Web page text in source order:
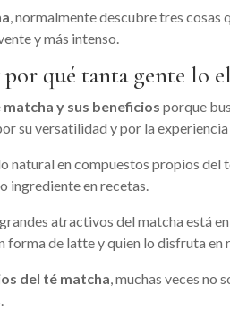
, normalmente descubre tres
y más intenso.
qué tanta gente lo
matcha y sus beneficios porque
su versatilidad y por la
natural en compuestos propios
ingrediente en recetas.
atractivos del matcha está
forma de latte y quien lo disfruta en
del té matcha , muchas veces